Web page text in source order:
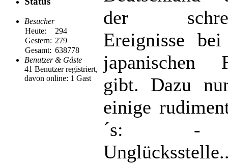
Besucher
Heute:
294
Gestern: 279
Gesamt: 638778
Benutzer & Gäste
41 Benutzer registriert,
davon online: 1 Gast
der
Ereignisse bei
japanischen
gibt. Dazu
einige
´s: -